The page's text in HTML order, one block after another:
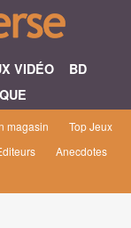
VIDÉO
BD
magasin
Top Jeux
Anecdotes